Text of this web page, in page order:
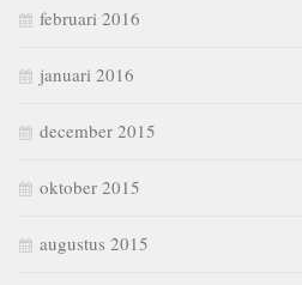
februari 2016
januari 2016
december 2015
oktober 2015
augustus 2015